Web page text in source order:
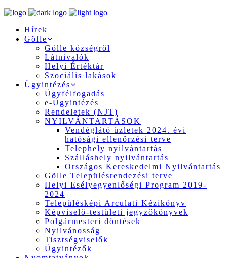
Hírek
Gölle
Gölle községről
Látnivalók
Helyi Értéktár
Szociális lakások
Ügyintézés
Ügyfélfogadás
e-Ügyintézés
Rendeletek (NJT)
NYILVÁNTARTÁSOK
Vendéglátó üzletek 2024. évi
hatósági ellenőrzési terve
Telephely nyilvántartás
Szálláshely nyilvántartás
Országos Kereskedelmi Nyilvántartás
Gölle Településrendezési terve
Helyi Esélyegyenlőségi Program 2019-
2024
Településképi Arculati Kézikönyv
Képviselő-testületi jegyzőkönyvek
Polgármesteri döntések
Nyilvánosság
Tisztségviselők
Ügyintézők